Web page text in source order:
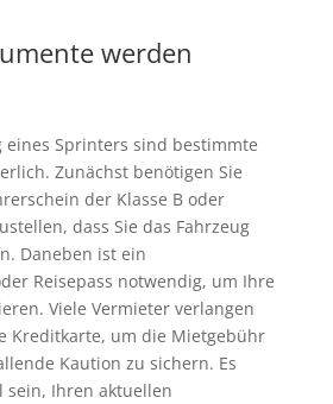
werden
eines Sprinters sind bestimmte
Zunächst benötigen Sie
der Klasse B oder
dass Sie das Fahrzeug
Daneben ist ein
Reisepass notwendig, um Ihre
Viele Vermieter verlangen
Kreditkarte, um die Mietgebühr
Kaution zu sichern. Es
sein, Ihren aktuellen